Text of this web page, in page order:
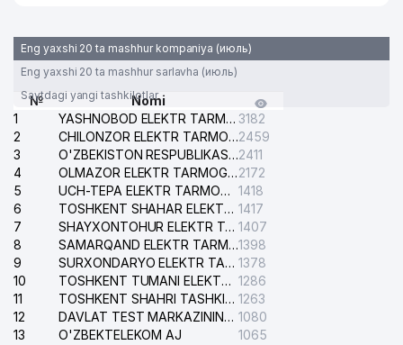
Eng yaxshi 20 ta mashhur kompaniya (июль)
Eng yaxshi 20 ta mashhur sarlavha (июль)
Saytdagi yangi tashkilotlar
№
Nomi
1
YASHNOBOD ELEKTR TARMOG'I NOSOZLIKLARI XIZMATI 3182
2
CHILONZOR ELEKTR TARMOG'I NOSOZLIK XIZMATI2459
3
O'ZBEKISTON RESPUBLIKASI BOSH PROKURATURASI ISHONCH TELEFONI2411
4
OLMAZOR ELEKTR TARMOG'I NOSOZLIKLARI XIZMATI2172
5
UCH-TEPA ELEKTR TARMOG'I NOSOZLIKLARI XIZMATI 1418
6
TOSHKENT SHAHAR ELEKTR TARMOQLARI KORXONASI AJ 1417
7
SHAYXONTOHUR ELEKTR TARMOG'I NOSOZLIKLARINI TUZATISH XIZMATI 1407
8
SAMARQAND ELEKTR TARMOQLARI AJ1398
9
SURXONDARYO ELEKTR TARMOQLARI AJ 1378
10
TOSHKENT TUMANI ELEKTR TARMOG'I AVARIYA XIZMATI 1286
11
TOSHKENT SHAHRI TASHKILOT TELEFONLARI HAQIDA MA'LUMOT BYUROSI 1263
12
DAVLAT TEST MARKAZINING ISHONCH TELEFONLARI 1080
13
O'ZBEKTELEKOM AJ
1065